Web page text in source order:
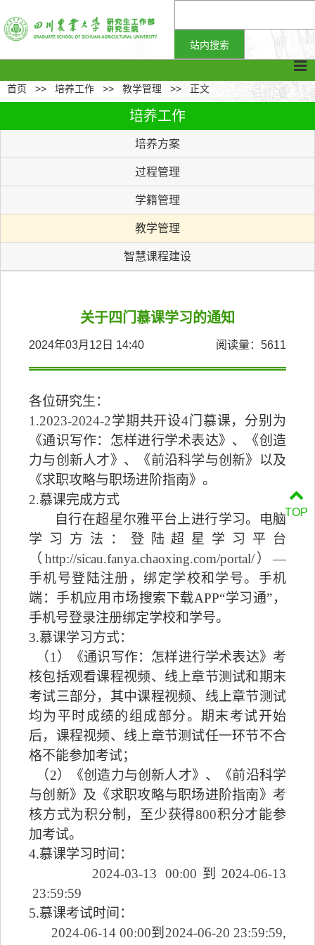
首页 >> 培养工作 >> 教学管理 >> 正文
培养工作
培养方案
过程管理
学籍管理
教学管理
智慧课程建设
关于四门慕课学习的通知
2024年03月12日 14:40 阅读量： 5611
各位研究生 ：
1.2023-2024-2学期共开设4门慕课，分别为
《通识写作：怎样进行学术表达》、《创造
力与创新人才》、《前沿科学与创新》以及
《求职攻略与职场进阶指南》。
2.慕课完成方式
自行在超星尔雅平台上进行学习。电脑
学习方法：登陆超星学习平台
（ http://sicau.fanya.chaoxing.com/portal/）—
手机号登陆注册，绑定学校和学号。手机
端：手机应用市场搜索下载APP“学习通”，
手机号登录注册绑定学校和学号。
3.慕课学习方式：
（1 ）《通识写作：怎样进行学术表达》考
核包括观看课程视频、线上章节测试和期末
考试三部分，其中课程视频、线上章节测试
均为平时成绩的组成部分。 期末考试开始
后，课程视频、线上章节测试任一环节不合
格不能参加考试；
（2）《创造力与创新人才》、《前沿科学
与创新》及《求职攻略与职场进阶指南》考
核方式为积分制，至少获得800积分才能参
加考试。
4.慕课学习时间：
2024-03-13 00:00 到 2024-06-13
23:59:59
5.慕课考试时间：
2024-06-1400:00到 2024-06-20 23:59:59,
TOP